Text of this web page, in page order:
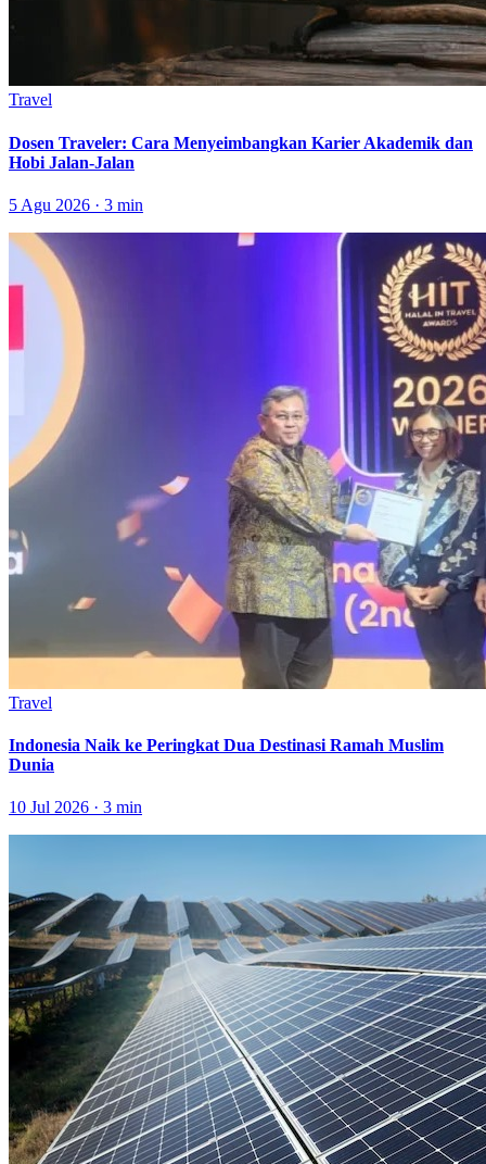
Travel
Dosen Traveler: Cara Menyeimbangkan Karier Akademik dan
Hobi Jalan-Jalan
5 Agu 2026 · 3 min
Travel
Indonesia Naik ke Peringkat Dua Destinasi Ramah Muslim
Dunia
10 Jul 2026 · 3 min